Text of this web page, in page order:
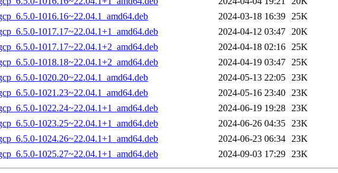
1016.16~22.04.1_amd64.deb
2024-03-18 16:39 25K
1017.17~22.04.1+1_amd64.deb
2024-04-12 03:47 20K
1017.17~22.04.1+2_amd64.deb
2024-04-18 02:16 25K
1018.18~22.04.1+2_amd64.deb
2024-04-19 03:47 25K
1020.20~22.04.1_amd64.deb
2024-05-13 22:05 23K
1021.23~22.04.1_amd64.deb
2024-05-16 23:40 23K
1022.24~22.04.1+1_amd64.deb
2024-06-19 19:28 23K
1023.25~22.04.1+1_amd64.deb
2024-06-26 04:35 23K
1024.26~22.04.1+1_amd64.deb
2024-06-23 06:34 23K
1025.27~22.04.1+1_amd64.deb
2024-09-03 17:29 23K